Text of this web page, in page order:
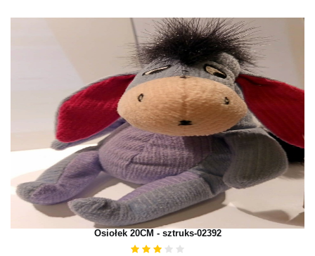
Osiołek 20CM - sztruks-02392